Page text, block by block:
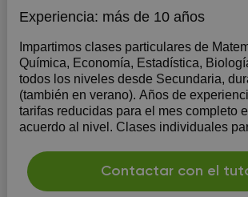
Experiencia: más de 10 años
Impartimos clases particulares de
Química, Economía, Estadística,
todos los niveles desde Secundaria,
(también en verano). Años de
tarifas reducidas para el mes completo
acuerdo al nivel. Clases individuales
Contactar con el